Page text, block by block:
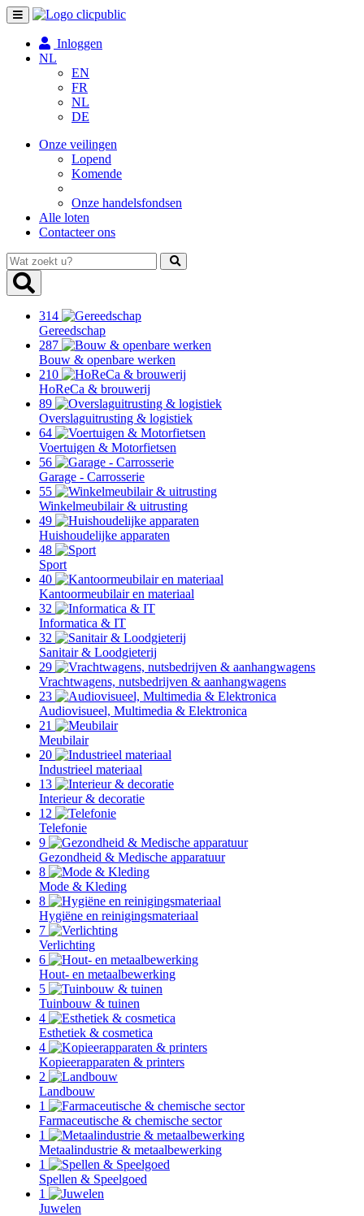
Toggle
navigation
Inloggen
NL
EN
FR
NL
DE
Onze veilingen
Lopend
Komende
Onze handelsfondsen
Alle loten
Contacteer ons
Wat
zoekt
u?
314
Gereedschap
287
Bouw & openbare werken
210
HoReCa & brouwerij
89
Overslaguitrusting & logistiek
64
Voertuigen & Motorfietsen
56
Garage - Carrosserie
55
Winkelmeubilair & uitrusting
49
Huishoudelijke apparaten
48
Sport
40
Kantoormeubilair en materiaal
32
Informatica & IT
32
Sanitair & Loodgieterij
29
Vrachtwagens, nutsbedrijven & aanhangwagens
23
Audiovisueel, Multimedia & Elektronica
21
Meubilair
20
Industrieel materiaal
13
Interieur & decoratie
12
Telefonie
9
Gezondheid & Medische apparatuur
8
Mode & Kleding
8
Hygiëne en reinigingsmateriaal
7
Verlichting
6
Hout- en metaalbewerking
5
Tuinbouw & tuinen
4
Esthetiek & cosmetica
4
Kopieerapparaten & printers
2
Landbouw
1
Farmaceutische & chemische sector
1
Metaalindustrie & metaalbewerking
1
Spellen & Speelgoed
1
Juwelen